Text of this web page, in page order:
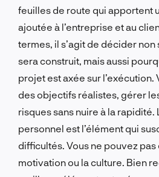
feuilles de route qui apportent
ajoutée à l’entreprise et au
termes, il s’agit de décider
sera construit, mais aussi
projet est axée sur
des objectifs réalistes, gérer
risques sans nuire à la rapidité.
personnel est l’élément qui
difficultés. Vous ne pouvez
motivation ou la culture. Bien